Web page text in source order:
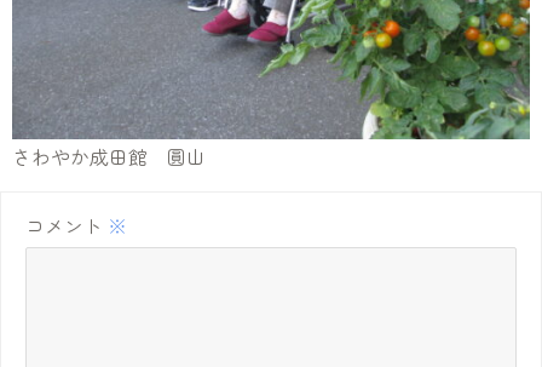
さわやか成田館 圓山
コメント ※